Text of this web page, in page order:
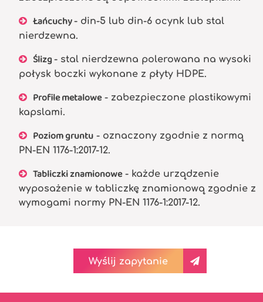
Łańcuchy- din-5 lub din-6 ocynk lub stal
nierdzewna.
Ślizg- stal nierdzewna polerowana na wysoki
połysk boczki wykonane z płyty HDPE.
Profile metalowe- zabezpieczone plastikowymi
kapslami.
Poziom gruntu - oznaczony zgodnie z normą
PN-EN 1176-1:2017-12.
Tabliczki znamionowe- każde urządzenie
wyposażenie w tabliczkę znamionową zgodnie z
wymogami normy PN-EN 1176-1:2017-12.
Wyślij zapytanie